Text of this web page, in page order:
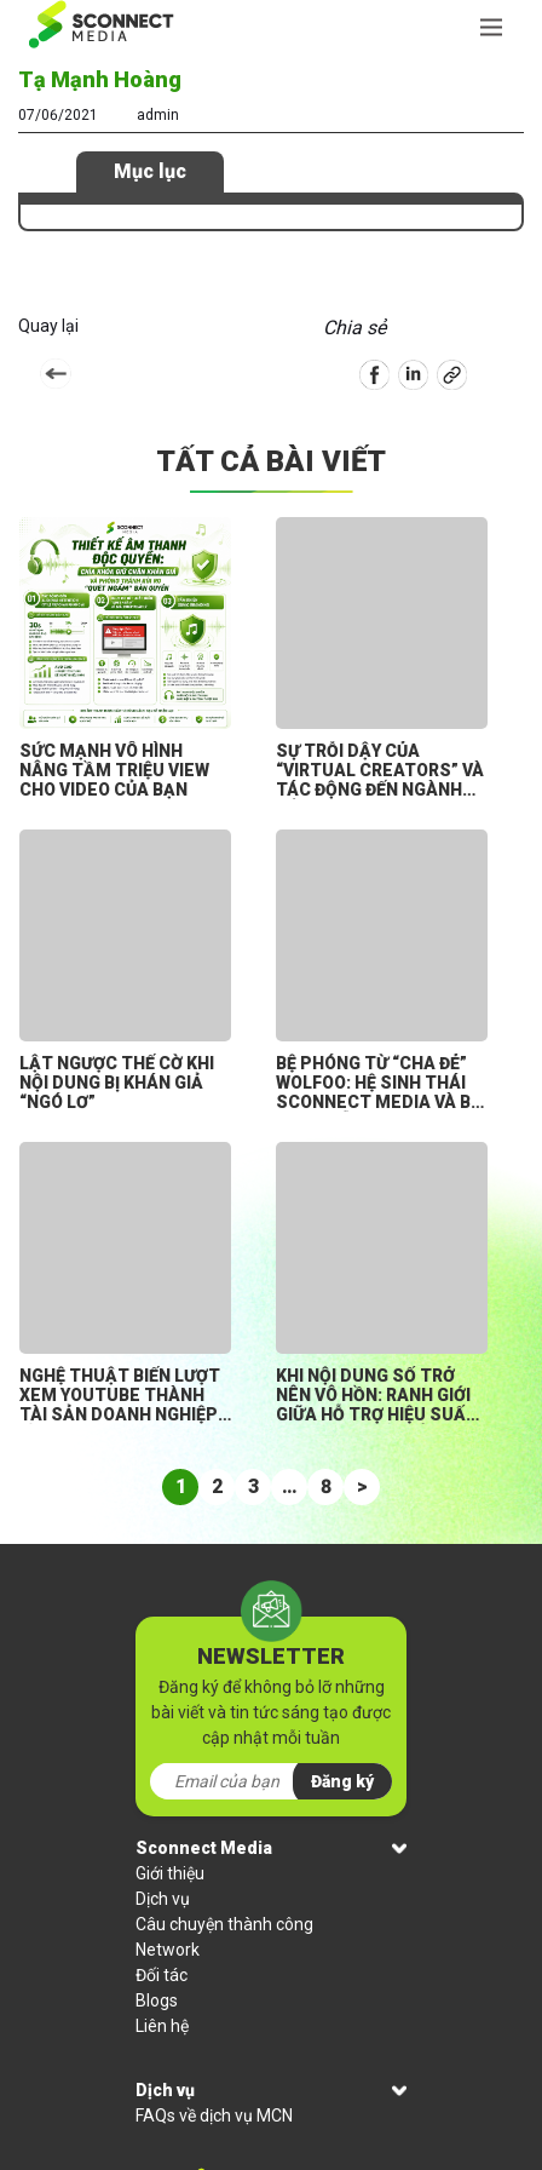
Tạ Mạnh Hoàng
07/06/2021 admin
Mục lục
Quay lại Chia sẻ
TẤT CẢ BÀI VIẾT
SỨC MẠNH VÔ HÌNH
NÂNG TẦM TRIỆU VIEW
CHO VIDEO CỦA BẠN
SỰ TRỖI DẬY CỦA
“VIRTUAL CREATORS” VÀ
TÁC ĐỘNG ĐẾN NGÀNH
SỐ
LẬT NGƯỢC THẾ CỜ KHI
NỘI DUNG BỊ KHÁN GIẢ
“NGÓ LƠ”
BỆ PHÓNG TỪ “CHA ĐẺ”
WOLFOO: HỆ SINH THÁI
SCONNECT MEDIA VÀ BÀI
KHỞI NGHIỆP TỪ CON SỐ
NGHỆ THUẬT BIẾN LƯỢT
XEM YOUTUBE THÀNH
TÀI SẢN DOANH NGHIỆP
KHI NỘI DUNG SỐ TRỞ
NÊN VÔ HỒN: RANH GIỚI
GIỮA HỖ TRỢ HIỆU SUẤT
HAY ĐÁNH MẤT BẢN
1 2 3 … 8 >
NEWSLETTER
Đăng ký để không bỏ lỡ những
bài viết và tin tức sáng tạo được
cập nhật mỗi tuần
Đăng ký
Sconnect Media
Giới thiệu
Dịch vụ
Câu chuyện thành công
Network
Đối tác
Blogs
Liên hệ
Dịch vụ
FAQs về dịch vụ MCN